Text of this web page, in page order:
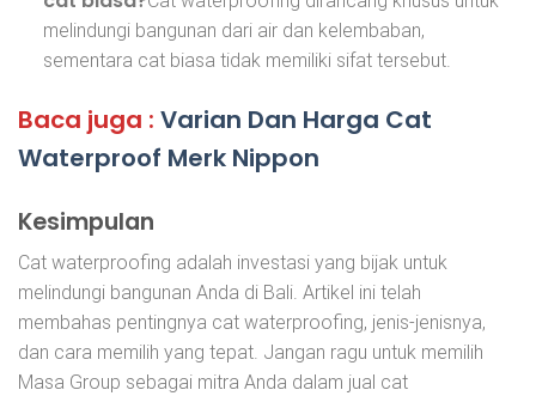
melindungi bangunan dari air dan kelembaban,
sementara cat biasa tidak memiliki sifat tersebut.
Baca juga : Varian Dan Harga Cat
Waterproof Merk Nippon
Kesimpulan
Cat waterproofing adalah investasi yang bijak untuk
melindungi bangunan Anda di Bali. Artikel ini telah
membahas pentingnya cat waterproofing, jenis-jenisnya,
dan cara memilih yang tepat. Jangan ragu untuk memilih
Masa Group sebagai mitra Anda dalam jual cat